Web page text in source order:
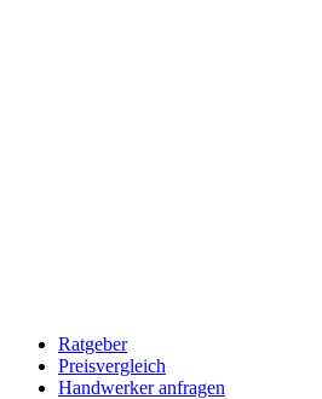
Ratgeber
Preisvergleich
Handwerker anfragen